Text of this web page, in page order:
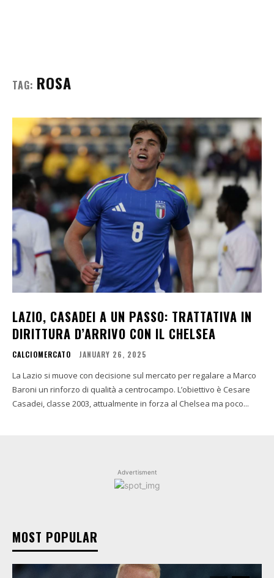
TAG: ROSA
LAZIO, CASADEI A UN PASSO: TRATTATIVA IN
DIRITTURA D’ARRIVO CON IL CHELSEA
CALCIOMERCATO JANUARY 26, 2025
La Lazio si muove con decisione sul mercato per regalare a Marco
Baroni un rinforzo di qualità a centrocampo. L’obiettivo è Cesare
Casadei, classe 2003, attualmente in forza al Chelsea ma poco...
Advertisment
MOST POPULAR